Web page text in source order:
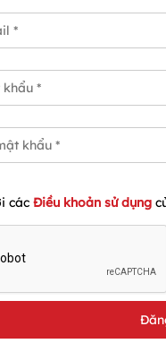
các Điều khoản sử dụng